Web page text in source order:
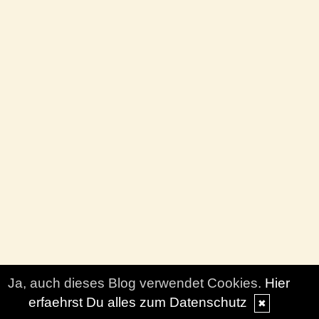
Ja, auch dieses Blog verwendet Cookies. Hier
erfaehrst Du alles zum Datenschutz
✖